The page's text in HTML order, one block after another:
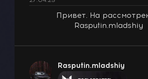
Привет. На
Rasputin.mladshiy
Rasputin.mladshiy